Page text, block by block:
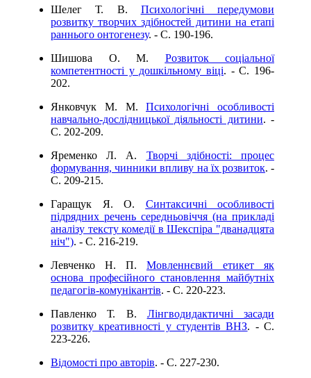
Шелег Т. В. Психологічні передумови
розвитку творчих здібностей дитини на етапі
раннього онтогенезу. - C. 190-196.
Шишова О. М. Розвиток соціальної
компетентності у дошкільному віці. - C. 196-
202.
Янковчук М. М.Психологічні особливості
навчально-дослідницької діяльності дитини. -
C. 202-209.
Яременко Л. А. Творчі здібності: процес
формування, чинники впливу на їх розвиток. -
C. 209-215.
Гаращук Я. О. Синтаксичні особливості
підрядних речень середньовіччя (на прикладі
аналізу тексту комедії в Шекспіра "дванадцята
ніч"). - C. 216-219.
Левченко Н. П. Мовленнєвий етикет як
основа професійного становлення майбутніх
педагогів-комунікантів. - C. 220-223.
Павленко Т. В. Лінгводидактичні засади
розвитку креативності у студентів ВНЗ. - C.
223-226.
Відомості про авторів. - C. 227-230.